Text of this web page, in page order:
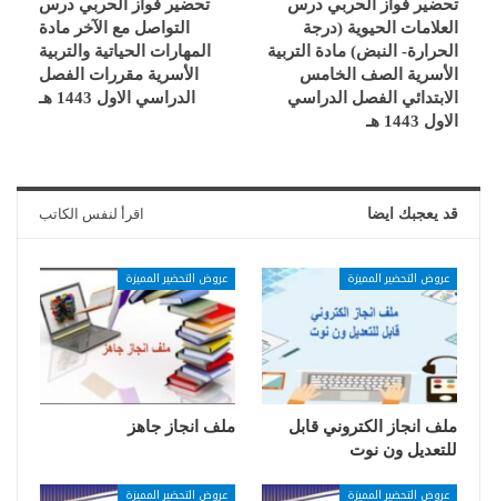
تحضير فواز الحربي درس
العلامات الحيوية (درجة
الحرارة- النبض) مادة التربية
الأسرية الصف الخامس
الابتدائي الفصل الدراسي
الاول 1443 هـ
تحضير فواز الحربي درس
التواصل مع الآخر مادة
المهارات الحياتية والتربية
الأسرية مقررات الفصل
الدراسي الاول 1443 هـ
قد يعجبك ايضا اقرأ لنفس الكاتب
عروض التحضير المميزة
ملف انجاز الكتروني قابل
للتعديل ون نوت
عروض التحضير المميزة
ملف انجاز جاهز
عروض التحضير المميزة عروض التحضير المميزة